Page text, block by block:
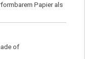
Papier als
of